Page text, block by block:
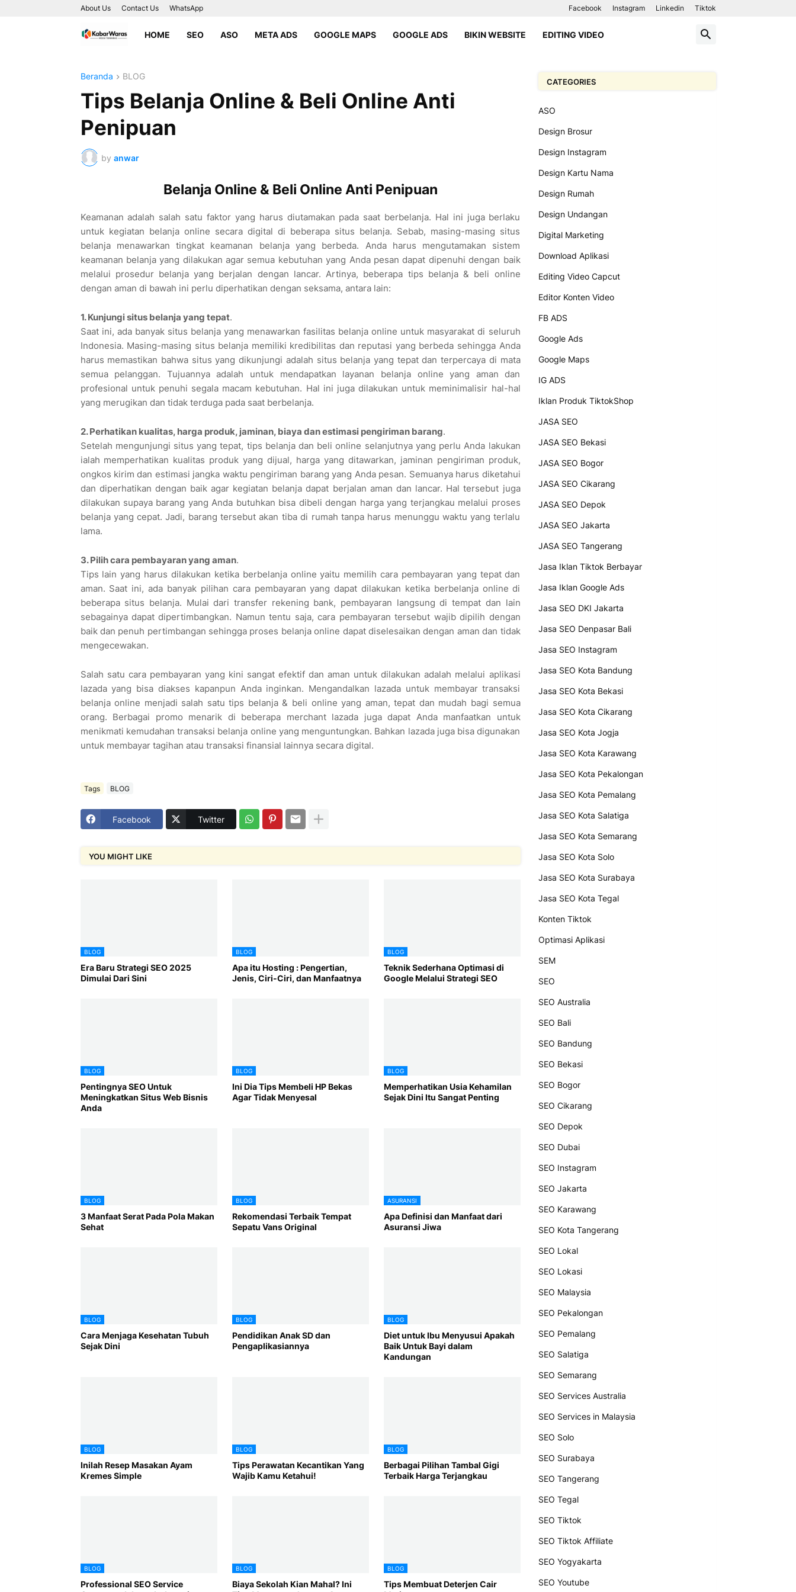
About Us Contact Us WhatsApp Facebook Instagram Linkedin Tiktok
HOME SEO ASO META ADS GOOGLE MAPS GOOGLE ADS BIKIN WEBSITE EDITING VIDEO
Beranda BLOG
Tips Belanja Online & Beli Online Anti
Penipuan
by anwar
Belanja Online & Beli Online Anti Penipuan
Keamanan adalah salah satu faktor yang harus diutamakan pada saat berbelanja. Hal ini juga berlaku
untuk kegiatan belanja online secara digital di beberapa situs belanja. Sebab, masing-masing situs
belanja menawarkan tingkat keamanan belanja yang berbeda. Anda harus mengutamakan sistem
keamanan belanja yang dilakukan agar semua kebutuhan yang Anda pesan dapat dipenuhi dengan baik
melalui prosedur belanja yang berjalan dengan lancar. Artinya, beberapa tips belanja & beli online
dengan aman di bawah ini perlu diperhatikan dengan seksama, antara lain:
1. Kunjungi situs belanja yang tepat.
Saat ini, ada banyak situs belanja yang menawarkan fasilitas belanja online untuk masyarakat di seluruh
Indonesia. Masing-masing situs belanja memiliki kredibilitas dan reputasi yang berbeda sehingga Anda
harus memastikan bahwa situs yang dikunjungi adalah situs belanja yang tepat dan terpercaya di mata
semua pelanggan. Tujuannya adalah untuk mendapatkan layanan belanja online yang aman dan
profesional untuk penuhi segala macam kebutuhan. Hal ini juga dilakukan untuk meminimalisir hal-hal
yang merugikan dan tidak terduga pada saat berbelanja.
2. Perhatikan kualitas, harga produk, jaminan, biaya dan estimasi pengiriman barang.
Setelah mengunjungi situs yang tepat, tips belanja dan beli online selanjutnya yang perlu Anda lakukan
ialah memperhatikan kualitas produk yang dijual, harga yang ditawarkan, jaminan pengiriman produk,
ongkos kirim dan estimasi jangka waktu pengiriman barang yang Anda pesan. Semuanya harus diketahui
dan diperhatikan dengan baik agar kegiatan belanja dapat berjalan aman dan lancar. Hal tersebut juga
dilakukan supaya barang yang Anda butuhkan bisa dibeli dengan harga yang terjangkau melalui proses
belanja yang cepat. Jadi, barang tersebut akan tiba di rumah tanpa harus menunggu waktu yang terlalu
lama.
3. Pilih cara pembayaran yang aman.
Tips lain yang harus dilakukan ketika berbelanja online yaitu memilih cara pembayaran yang tepat dan
aman. Saat ini, ada banyak pilihan cara pembayaran yang dapat dilakukan ketika berbelanja online di
beberapa situs belanja. Mulai dari transfer rekening bank, pembayaran langsung di tempat dan lain
sebagainya dapat dipertimbangkan. Namun tentu saja, cara pembayaran tersebut wajib dipilih dengan
baik dan penuh pertimbangan sehingga proses belanja online dapat diselesaikan dengan aman dan tidak
mengecewakan.
Salah satu cara pembayaran yang kini sangat efektif dan aman untuk dilakukan adalah melalui aplikasi
lazada yang bisa diakses kapanpun Anda inginkan. Mengandalkan lazada untuk membayar transaksi
belanja online menjadi salah satu tips belanja & beli online yang aman, tepat dan mudah bagi semua
orang. Berbagai promo menarik di beberapa merchant lazada juga dapat Anda manfaatkan untuk
menikmati kemudahan transaksi belanja online yang menguntungkan. Bahkan lazada juga bisa digunakan
untuk membayar tagihan atau transaksi finansial lainnya secara digital.
Tags BLOG
Facebook Twitter
YOU MIGHT LIKE
BLOG
Era Baru Strategi SEO 2025
Dimulai Dari Sini
BLOG
Apa itu Hosting : Pengertian,
Jenis, Ciri-Ciri, dan Manfaatnya
BLOG
Teknik Sederhana Optimasi di
Google Melalui Strategi SEO
BLOG
Pentingnya SEO Untuk
Meningkatkan Situs Web Bisnis
Anda
BLOG
Ini Dia Tips Membeli HP Bekas
Agar Tidak Menyesal
BLOG
Memperhatikan Usia Kehamilan
Sejak Dini Itu Sangat Penting
BLOG
3 Manfaat Serat Pada Pola Makan
Sehat
BLOG
Rekomendasi Terbaik Tempat
Sepatu Vans Original
ASURANSI
Apa Definisi dan Manfaat dari
Asuransi Jiwa
BLOG
Cara Menjaga Kesehatan Tubuh
Sejak Dini
BLOG
Pendidikan Anak SD dan
Pengaplikasiannya
BLOG
Diet untuk Ibu Menyusui Apakah
Baik Untuk Bayi dalam
Kandungan
BLOG
Inilah Resep Masakan Ayam
Kremes Simple
BLOG
Tips Perawatan Kecantikan Yang
Wajib Kamu Ketahui!
BLOG
Berbagai Pilihan Tambal Gigi
Terbaik Harga Terjangkau
BLOG
Professional SEO Service
BLOG
Biaya Sekolah Kian Mahal? Ini
BLOG
Tips Membuat Deterjen Cair
CATEGORIES
ASO
Design Brosur
Design Instagram
Design Kartu Nama
Design Rumah
Design Undangan
Digital Marketing
Download Aplikasi
Editing Video Capcut
Editor Konten Video
FB ADS
Google Ads
Google Maps
IG ADS
Iklan Produk TiktokShop
JASA SEO
JASA SEO Bekasi
JASA SEO Bogor
JASA SEO Cikarang
JASA SEO Depok
JASA SEO Jakarta
JASA SEO Tangerang
Jasa Iklan Tiktok Berbayar
Jasa Iklan Google Ads
Jasa SEO DKI Jakarta
Jasa SEO Denpasar Bali
Jasa SEO Instagram
Jasa SEO Kota Bandung
Jasa SEO Kota Bekasi
Jasa SEO Kota Cikarang
Jasa SEO Kota Jogja
Jasa SEO Kota Karawang
Jasa SEO Kota Pekalongan
Jasa SEO Kota Pemalang
Jasa SEO Kota Salatiga
Jasa SEO Kota Semarang
Jasa SEO Kota Solo
Jasa SEO Kota Surabaya
Jasa SEO Kota Tegal
Konten Tiktok
Optimasi Aplikasi
SEM
SEO
SEO Australia
SEO Bali
SEO Bandung
SEO Bekasi
SEO Bogor
SEO Cikarang
SEO Depok
SEO Dubai
SEO Instagram
SEO Jakarta
SEO Karawang
SEO Kota Tangerang
SEO Lokal
SEO Lokasi
SEO Malaysia
SEO Pekalongan
SEO Pemalang
SEO Salatiga
SEO Semarang
SEO Services Australia
SEO Services in Malaysia
SEO Solo
SEO Surabaya
SEO Tangerang
SEO Tegal
SEO Tiktok
SEO Tiktok Affiliate
SEO Yogyakarta
SEO Youtube